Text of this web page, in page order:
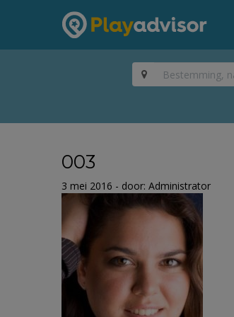
003
3 mei 2016 - door: Administrator